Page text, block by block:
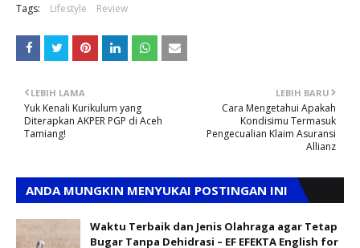
Tags: Lifestyle Review
LEBIH BARU
Cara Mengetahui Apakah
Kondisimu Termasuk
Pengecualian Klaim Asuransi
Allianz
LEBIH LAMA
Yuk Kenali Kurikulum yang
Diterapkan AKPER PGP di Aceh
Tamiang!
ANDA MUNGKIN MENYUKAI POSTINGAN INI
Waktu Terbaik dan Jenis Olahraga agar Tetap
Bugar Tanpa Dehidrasi – EF EFEKTA English for